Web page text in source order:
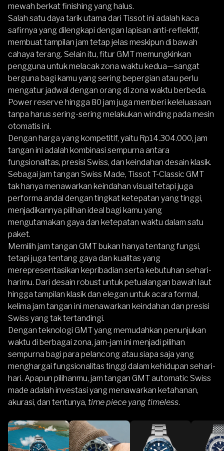
mewah berkat finishing yang halus.
Salah satu daya tarik utama dari Tissot ini adalah kaca
safirnya yang dilengkapi dengan lapisan anti-reflektif,
membuat tampilan jam tetap jelas meskipun di bawah
cahaya terang. Selain itu, fitur GMT memungkinkan
pengguna untuk melacak zona waktu kedua—sangat
berguna bagi kamu yang sering bepergian atau perlu
mengatur jadwal dengan orang di zona waktu berbeda.
Power reserve hingga 80 jam juga memberi keleluasaan
tanpa harus sering-sering melakukan winding pada mesin
otomatis ini.
Dengan harga yang kompetitif, yaitu Rp14.304.000, jam
tangan ini adalah kombinasi sempurna antara
fungsionalitas, presisi Swiss, dan keindahan desain klasik.
Sebagai jam tangan Swiss Made, Tissot T-Classic GMT
tak hanya menawarkan keindahan visual tetapi juga
performa andal dengan tingkat ketepatan yang tinggi,
menjadikannya pilihan ideal bagi kamu yang
mengutamakan gaya dan ketepatan waktu dalam satu
paket.
Memilih jam tangan GMT bukan hanya tentang fungsi,
tetapi juga tentang gaya dan kualitas yang
merepresentasikan kepribadian serta kebutuhan sehari-
harimu. Dari desain robust untuk petualangan bawah laut
hingga tampilan klasik dan elegan untuk acara formal,
kelima jam tangan ini menawarkan keindahan dan presisi
Swiss yang tak tertandingi.
Dengan teknologi GMT yang memudahkan penunjukan
waktu di berbagai zona, jam-jam ini menjadi pilihan
sempurna bagi para pelancong atau siapa saja yang
menghargai fungsionalitas tinggi dalam kehidupan sehari-
hari. Apapun pilihanmu, jam tangan GMT automatic Swiss
made adalah investasi yang menawarkan ketahanan,
akurasi, dan tentunya, time piece yang timeless.